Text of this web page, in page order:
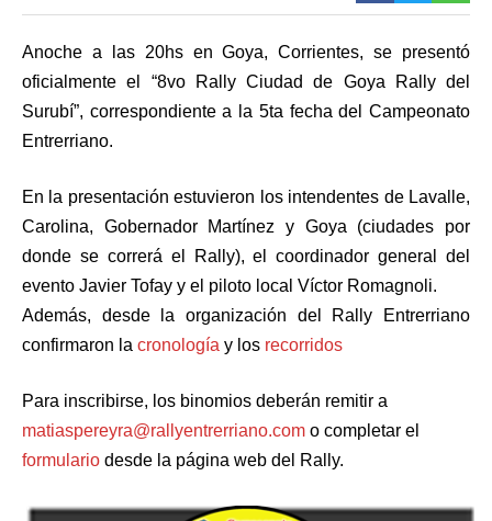
Anoche a las 20hs en Goya, Corrientes, se presentó
oficialmente el “8vo Rally Ciudad de Goya Rally del
Surubí”, correspondiente a la 5ta fecha del Campeonato
Entrerriano.
En la presentación estuvieron los intendentes de Lavalle,
Carolina, Gobernador Martínez y Goya (ciudades por
donde se correrá el Rally), el coordinador general del
evento Javier Tofay y el piloto local Víctor Romagnoli.
Además, desde la organización del Rally Entrerriano
confirmaron la cronología y los recorridos
Para inscribirse, los binomios deberán remitir a
matiaspereyra@rallyentrerriano.com o completar el
formulario desde la página web del Rally.